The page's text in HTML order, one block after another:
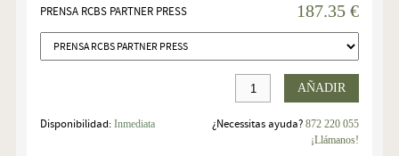
PRENSA RCBS PARTNER PRESS 187.35 €
AÑADIR
Disponibilidad: Inmediata ¿Necessitas ayuda?872 220 055
¡Llámanos!